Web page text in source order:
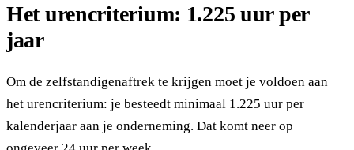
Het urencriterium: 1.225 uur per
jaar
Om de zelfstandigenaftrek te krijgen moet je voldoen aan
het urencriterium: je besteedt minimaal 1.225 uur per
kalenderjaar aan je onderneming. Dat komt neer op